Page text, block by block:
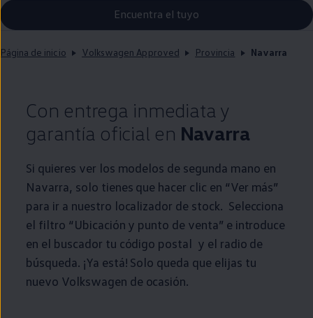
Encuentra el tuyo
Página de inicio Volkswagen Approved Provincia Navarra
Con entrega inmediata y
garantía oficial en Navarra
Si quieres ver los modelos de segunda mano en
Navarra, solo tienes que hacer clic en “Ver más”
para ir a nuestro localizador de stock. Selecciona
el filtro “Ubicación y punto de venta” e introduce
en el buscador tu código postal y el radio de
búsqueda. ¡Ya está! Solo queda que elijas tu
nuevo Volkswagen de ocasión.